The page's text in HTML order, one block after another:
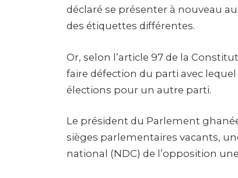
déclaré se présenter à nouveau
des étiquettes différentes.
Or, selon l’article 97 de la
faire défection du parti avec
élections pour un autre parti.
Le président du Parlement
sièges parlementaires vacants,
national (NDC) de l’opposition